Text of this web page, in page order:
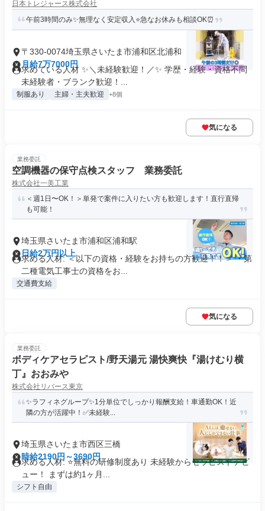
日本トレジャース株式会社
午前3時間のみ✨無理なく安定収入⭐急なお休みも相談OK⏰
〒330-0074埼玉県さいたま市浦和区北浦和
月給7万7000円
求めている人材 ✨＼未経験歓迎！／✨ 学歴・経験・資格不問
未経験者・ブランク歓迎！...
制服あり 主婦・主夫歓迎 +8個
気になる
業務委託
空調機器の保守点検スタッフ 業務委託
株式会社一美工業
＜週1日〜OK！＞単発で案件に入りたい方も歓迎します！直行直帰
も可能！
埼玉県さいたま市浦和区浦和駅
日給2万円以上
求める人材: ＜以下の資格・経験をお持ちの方歓迎！！＞ ・第
二種電気工事士の資格をお...
交通費支給
気になる
業務委託
ボディケアセラピスト/野天湯元 湯快爽快『湯けむり横
丁』おおみや
株式会社リバース東京
✨️ラフィネグループ✨1分単位でしっかり報酬支給️！車通勤OK！近
隣の方が活躍中！✅未経験...
埼玉県さいたま市西区三橋
時給2190円～3690円
求める人材: ⭐️無料の研修制度あり 未経験からセラピストデビ
ュー！ まずは約1ヶ月...
シフト自由